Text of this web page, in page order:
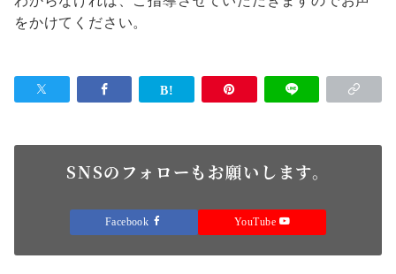
をかけてください。
SNSのフォローもお願いします。
Facebook YouTube